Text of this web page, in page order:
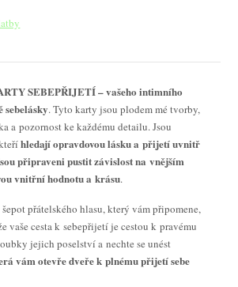
SEBEPŘIJETÍ – vašeho intimního
sebelásky. Tyto karty jsou plodem mé tvorby,
a pozornost ke každému detailu. Jsou
hledají opravdovou lásku a přijetí uvnitř
připraveni pustit závislost na vnějším
vnitřní hodnotu a krásu.
přátelského hlasu, který vám připomene,
vaše cesta k sebepřijetí je cestou k pravému
jejich poselství a nechte se unést
vám otevře dveře k plnému přijetí sebe